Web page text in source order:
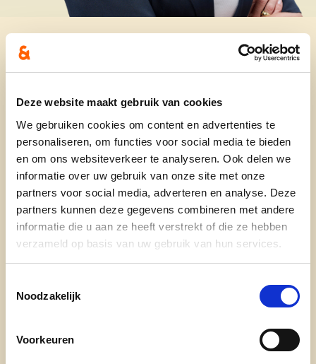
Deze website maakt gebruik van cookies
We gebruiken cookies om content en advertenties te
personaliseren, om functies voor social media te bieden
en om ons websiteverkeer te analyseren. Ook delen we
informatie over uw gebruik van onze site met onze
partners voor social media, adverteren en analyse. Deze
partners kunnen deze gegevens combineren met andere
informatie die u aan ze heeft verstrekt of die ze hebben
verzameld op basis van uw gebruik van hun services.
Noodzakelijk
Voorkeuren
Mijn naam is Isabel Verbauwhede, woonachtig te
Rumbeke. Ik ben getrouwd met Kristof en mama
van 2 tieners Loïc en Juliette. Met mijn jarenlange
ervaring in de gezondheidszorg heb ik een hart
voor zorg. Ik ben gepassioneerd door het
verbeteren van de levenskwaliteit en het welzijn
van ouderen. Naast mijn werk zet ik graag een
zorgzaam, leergierig en als doorzetter zet ik mij
de landbouw en een sterke economie.